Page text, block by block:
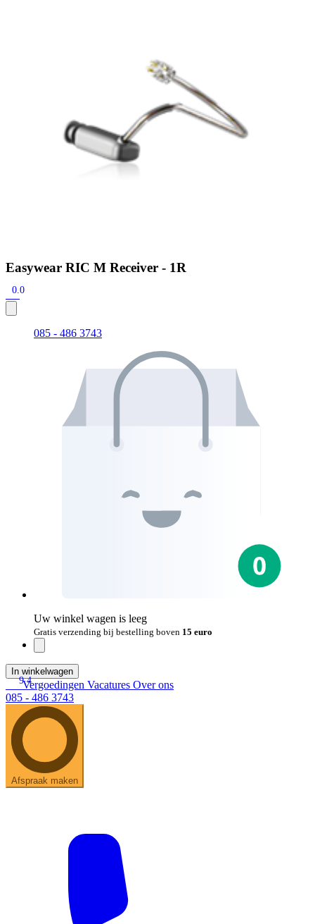
Signia Pure BCT IX
FiltersDomes
Signia Active Mini IX - Oplaadbaar
De Signia Active Mini IX is het nieuwste hoortoestel van Signia.
Easywear RIC M Receiver - 1R
0.0
085 - 486 3743
Uw winkel wagen is leeg
Gratis verzending bij bestelling boven 15 euro
In winkelwagen
9.4
Vergoedingen Vacatures Over ons
085 - 486 3743
Afspraak maken